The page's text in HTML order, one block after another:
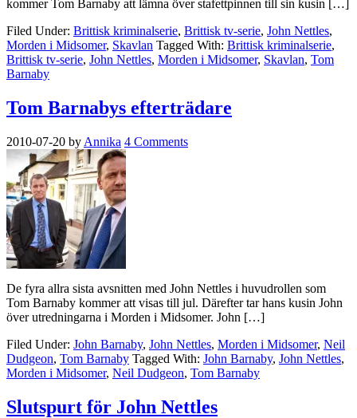
kommer Tom Barnaby att lämna över stafettpinnen till sin kusin […]
Filed Under: Brittisk kriminalserie, Brittisk tv-serie, John Nettles,
Morden i Midsomer, Skavlan Tagged With: Brittisk kriminalserie,
Brittisk tv-serie, John Nettles, Morden i Midsomer, Skavlan, Tom
Barnaby
Tom Barnabys efterträdare
2010-07-20 by Annika 4 Comments
De fyra allra sista avsnitten med John Nettles i huvudrollen som
Tom Barnaby kommer att visas till jul. Därefter tar hans kusin John
över utredningarna i Morden i Midsomer. John […]
Filed Under: John Barnaby, John Nettles, Morden i Midsomer, Neil
Dudgeon, Tom Barnaby Tagged With: John Barnaby, John Nettles,
Morden i Midsomer, Neil Dudgeon, Tom Barnaby
Slutspurt för John Nettles